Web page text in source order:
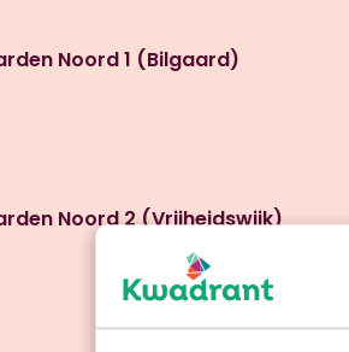
Noord 1 (Bilgaard)
Noord 2 (Vrijheidswijk)